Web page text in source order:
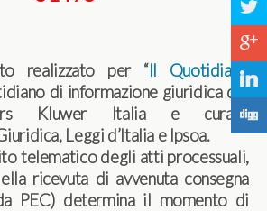
realizzato per “Il Quotidiano
di informazione giuridica del
Kluwer Italia e curato
Leggi d’Italia e Ipsoa.
telematico degli atti processuali,
ricevuta di avvenuta consegna
PEC) determina il momento di
a
c
j
F